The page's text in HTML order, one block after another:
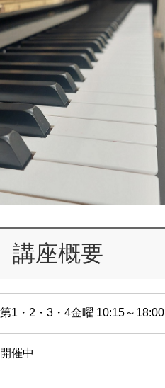
講座概要
第1・2・3・4金曜 10:15～18:00
開催中